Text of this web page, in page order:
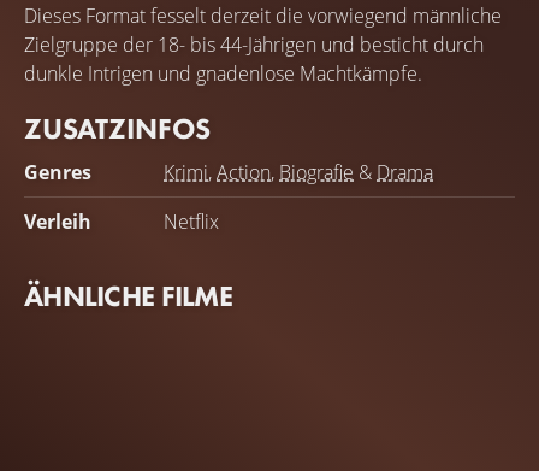
Dieses Format fesselt derzeit die vorwiegend männliche
Zielgruppe der 18- bis 44-Jährigen und besticht durch
dunkle Intrigen und gnadenlose Machtkämpfe.
ZUSATZINFOS
Genres Krimi,Action, Biografie & Drama
Verleih
Netflix
ÄHNLICHE FILME